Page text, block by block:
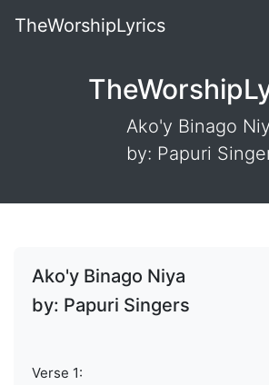
TheWorshipLyrics
Ako'y Binago
by: Papuri
Ako'y Binago Niya
by: Papuri Singers
Verse 1: